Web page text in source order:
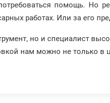
помощь. Но
работах. Или за его
но и специалист
нам можно не только в